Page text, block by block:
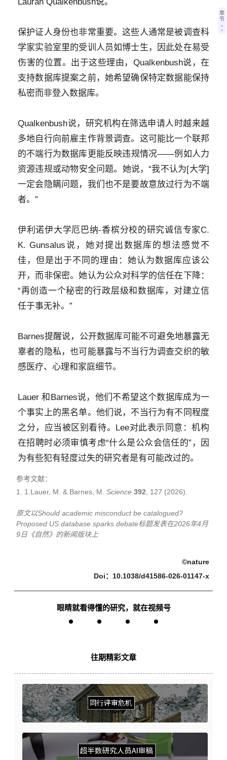
保护证人身份也非常重要。这些人通常是被调查科
学家实验室里的受训人员如博士生，因此处在易受
伤害的位置。出于这些理由，Qualkenbush说，在
支持数据库提案之前，她希望确保特定数据能保持
私密而非登入数据库。
Qualkenbush说，研究机构在筛选申请人时越来越
多地自行向前雇主作背景调查。这可能比一个联邦
的不端行为数据库更能反映违规情况——例如人力
资源违规或动物安全问题。她说，“我不认为[大学]
一定会隐瞒问题，我们也不是要故意放过行为不端
者。”
伊利诺伊大学厄巴纳-香槟分校的研究诚信专家C.
K. Gunsalus说，她对提出数据库的想法感觉不
佳，但是出于不同的理由：她认为数据库应该公
开，而非保密。她认为公众对科学的信任在下降：
“再创造一个秘密的行政层级和数据库，对建立信
任于事无补。”
Barnes提醒说，公开数据库可能不可避免地暴露无
辜者的隐私，也可能暴露与不当行为调查交织的敏
感医疗、心理和家庭细节。
Lauer 和Barnes说，他们不希望这个数据库成为一
个事实上的黑名单。他们说，不当行为有不同程度
之分，应当被区别看待。Lee对此表示同意：机构
在招聘时必须审慎考虑“什么是公众会信任的”，因
为有些犯有轻度过失的研究者是有可能改过的。
参考文献：
Lauer, M. & Barnes, M. Science 392 , 127 (2026).
原文以Should academic misconduct be catalogued?
Proposed US database sparks debate标题发表在2026年4月
9日《自然》的新闻版块上
©nature
Doi： 10.1038/d41586-026-01147-x
眼睛就看得懂的研究，就在视频号
往期精彩文章
章
节